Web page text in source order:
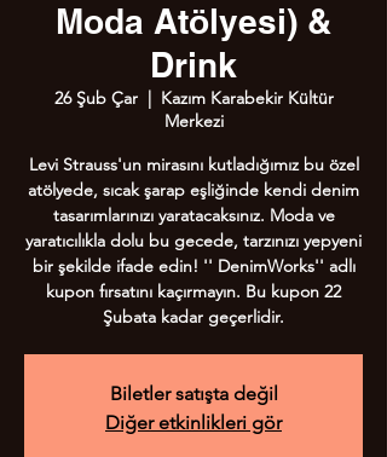
Moda Atölyesi) &
Drink
26 Şub Çar
  |
Kazım Karabekir Kültür
Merkezi
Levi Strauss'un mirasını kutladığımız bu özel
atölyede, sıcak şarap eşliğinde kendi denim
tasarımlarınızı yaratacaksınız. Moda ve
yaratıcılıkla dolu bu gecede, tarzınızı yepyeni
bir şekilde ifade edin! '' DenimWorks'' adlı
kupon fırsatını kaçırmayın. Bu kupon 22
Şubata kadar geçerlidir.
Biletler satışta değil
Diğer etkinlikleri gör